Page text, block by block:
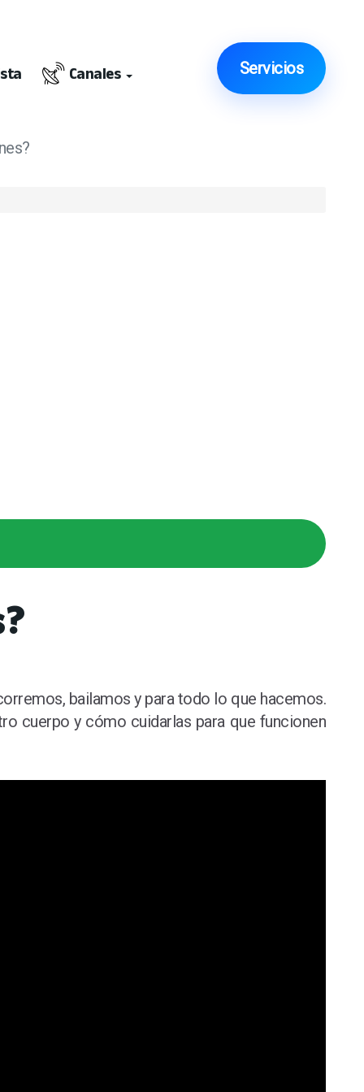
Canales Servicios
bailamos y para todo lo que hacemos.
cuerpo y cómo cuidarlas para que funcionen